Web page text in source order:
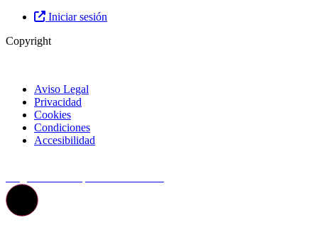
Iniciar sesión
Copyright
Aviso Legal
Privacidad
Cookies
Condiciones
Accesibilidad